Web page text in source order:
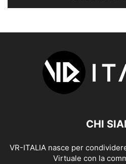
CHI
VR-ITALIA nasce per
Virtuale con la